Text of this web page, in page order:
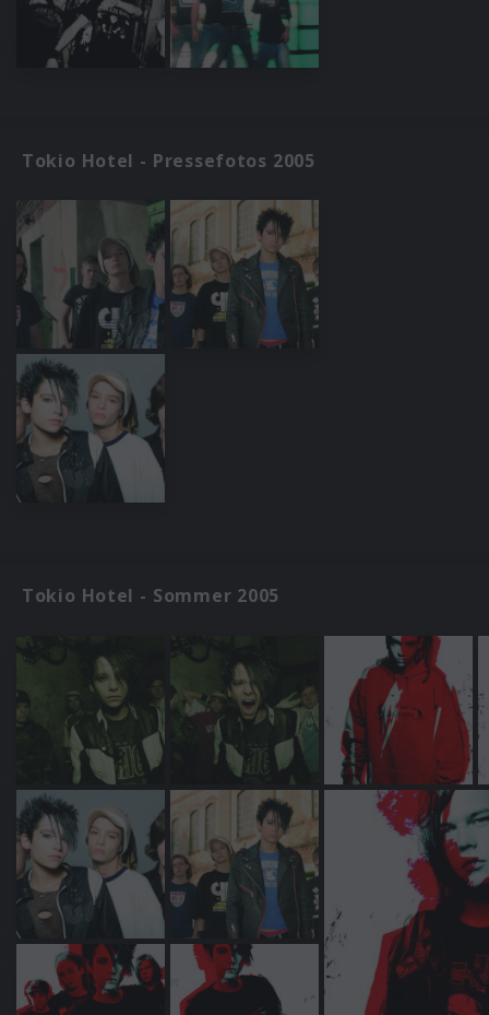
Tokio Hotel - Pressefotos 2005
Tokio Hotel - Sommer 2005